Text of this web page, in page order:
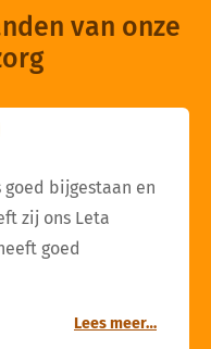
van onze
bijgestaan en
zij ons Leta
goed
Lees meer…